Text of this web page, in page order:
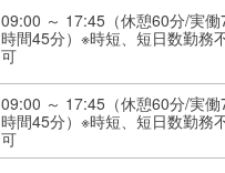
09:00 ～ 17:45（休憩60分/実働
時間45分）※時短、短日数勤務
可
09:00 ～ 17:45（休憩60分/実働
時間45分）※時短、短日数勤務
可